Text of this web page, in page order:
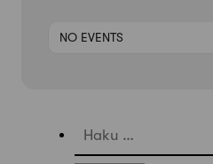
NO EVENTS
Haku: